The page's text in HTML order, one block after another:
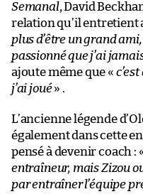
Semanal, David
relation qu’il entretient
plus d’être un grand
passionné que j’ai
ajoute même que «
j’ai joué» .
L’ancienne légende
également dans cette
pensé à devenir coach :
entraîneur, mais Zizou
par entraîner l’équipe